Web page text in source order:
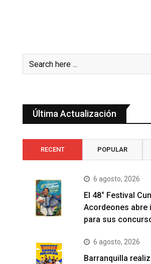
Última Actualización
RECENT POPULAR
6 agosto, 2026
El 48° Festival
Acordeones abre
para sus
6 agosto, 2026
Barranquilla